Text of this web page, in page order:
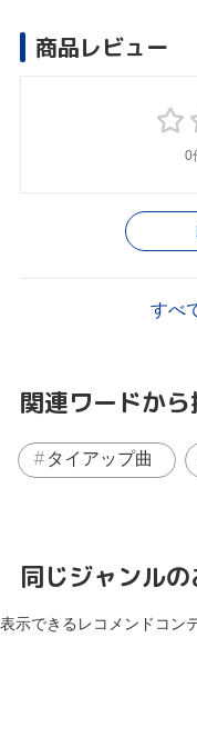
商品レビュー
0
すべ
関連ワードから
タイアップ曲
同じジャンル
表示できるレコメンドコン